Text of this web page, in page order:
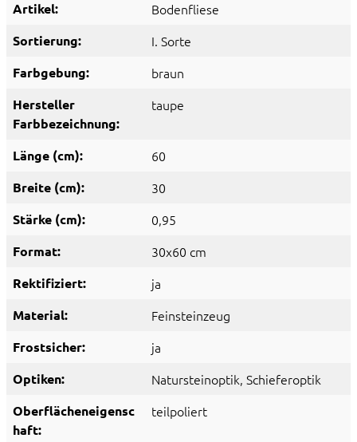
Artikel: Bodenfliese
Sortierung: I. Sorte
Farbgebung: braun
Hersteller
Farbbezeichnung:
taupe
Länge (cm): 60
Breite (cm): 30
Stärke (cm): 0,95
Format: 30x60 cm
Rektifiziert: ja
Material: Feinsteinzeug
Frostsicher: ja
Optiken: Natursteinoptik, Schieferoptik
Oberflächeneigensc
haft:
teilpoliert